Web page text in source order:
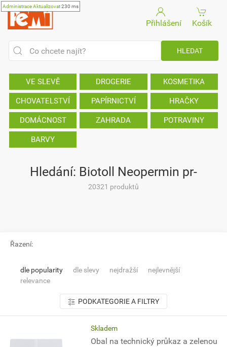
AdministraceAktualizovat230 ms
Přihlášení Košík
VE SLEVĚ DROGERIE KOSMETIKA
CHOVATELSTVÍ PAPÍRNICTVÍ HRAČKY
DOMÁCNOST ZAHRADA POTRAVINY
BARVY
Hledání: Biotoll Neopermin pr-
20321 produktů
Řazení:
dle popularity dle slevy nejdražší
nejlevnější
relevance
PODKATEGORIE A FILTRY
Skladem
Obal na technický průkaz a zelenou